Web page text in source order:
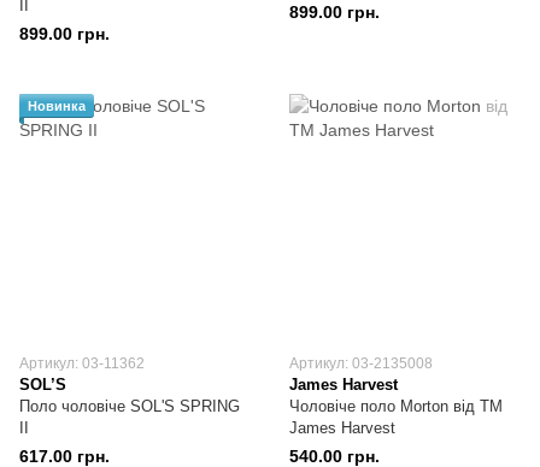
899.00 грн.
899.00 грн.
Новинка
Артикул: 03-11362
SOL’S
Поло чоловіче SOL'S SPRING
617.00 грн.
Артикул: 03-2135008
James Harvest
Чоловіче поло Morton від ТМ
James Harvest
540.00 грн.